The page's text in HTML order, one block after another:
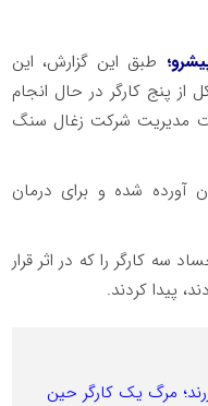
طبق این گزارش، این
پنج کارگر در حال انجام
مدیریت شرکت زغال سنگ
آورده شده و برای درمان
سه کارگر را که در اثر قرار
پیدا کردند.
مرگ یک کارگر حین